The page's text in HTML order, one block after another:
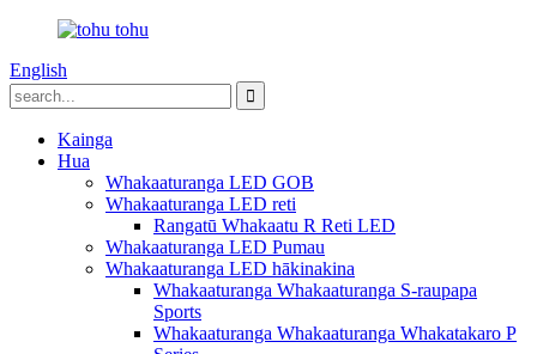
English
Kainga
Hua
Whakaaturanga LED GOB
Whakaaturanga LED reti
Rangatū Whakaatu R Reti LED
Whakaaturanga LED Pumau
Whakaaturanga LED hākinakina
Whakaaturanga Whakaaturanga S-raupapa
Sports
Whakaaturanga Whakaaturanga Whakatakaro P